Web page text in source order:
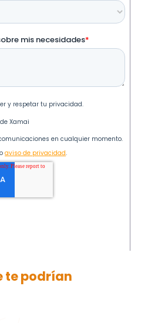
te podrían